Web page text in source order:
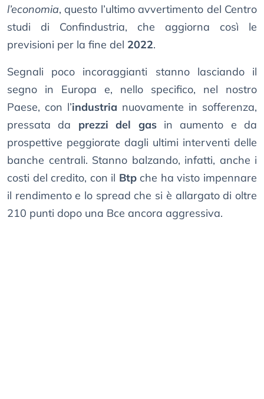
l’economia, questo l’ultimo avvertimento del Centro
studi di Confindustria, che aggiorna così le
previsioni per la fine del 2022.
Segnali poco incoraggianti stanno lasciando il
segno in Europa e, nello specifico, nel nostro
Paese, con l’industria nuovamente in sofferenza,
pressata da prezzi del gasin aumento e da
prospettive peggiorate dagli ultimi interventi delle
banche centrali. Stanno balzando, infatti, anche i
costi del credito, con il Btpche ha visto impennare
il rendimento e lo spread che si è allargato di oltre
210 punti dopo una Bce ancora aggressiva.